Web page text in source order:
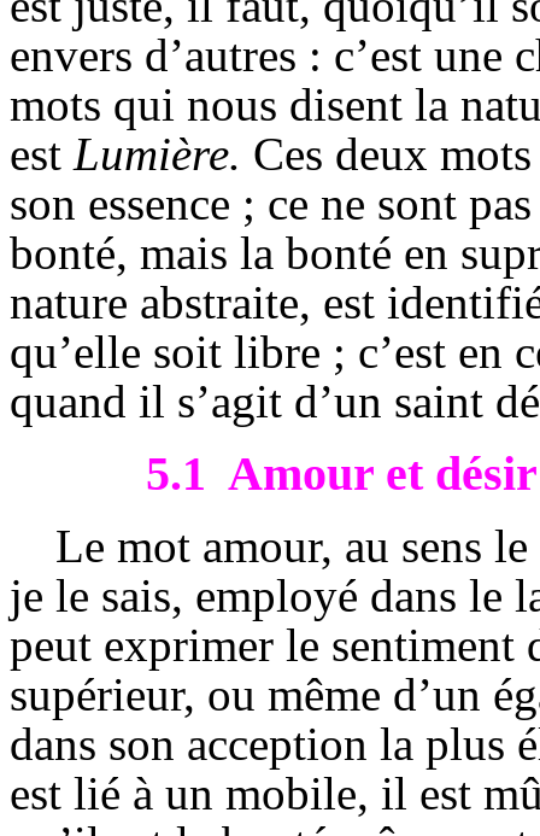
envers d’autres : c’est
mots qui nous disent la
est Lumière. Ces deux
son essence ; ce ne sont
bonté, mais la bonté en
nature abstraite, est
qu’elle soit libre ; c’est en
quand il s’agit d’un saint
5.1 Amour et désir
Le mot amour, au sens
je le sais, employé dans le
peut exprimer le sentiment
supérieur, ou même d’un
dans son acception la plus
est lié à un mobile, il est